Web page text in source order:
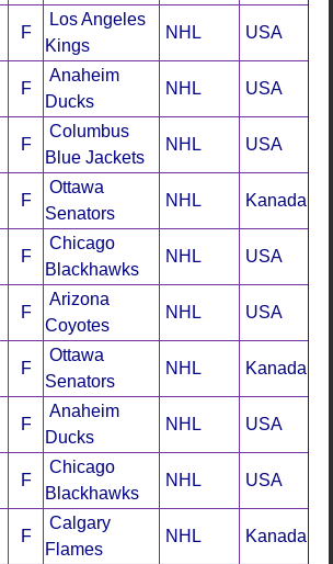
F
Los Angeles
Kings
NHL USA
F
Anaheim
Ducks
NHL USA
F
Columbus
Blue Jackets
NHL USA
F
Ottawa
Senators
NHL Kanada
F
Chicago
Blackhawks
NHL USA
F
Arizona
Coyotes
NHL USA
F
Ottawa
Senators
NHL Kanada
F
Anaheim
Ducks
NHL USA
F
Chicago
Blackhawks
NHL USA
F
Calgary
Flames
NHL Kanada